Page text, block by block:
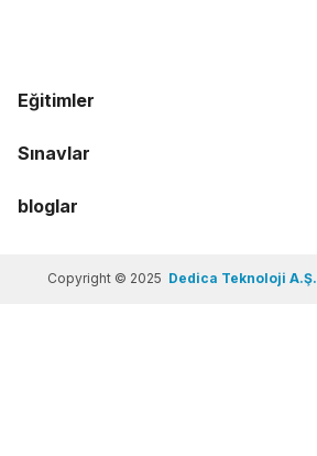
Eğitimler
Sınavlar
bloglar
Copyright © 2025 Dedica Teknoloji A.Ş.